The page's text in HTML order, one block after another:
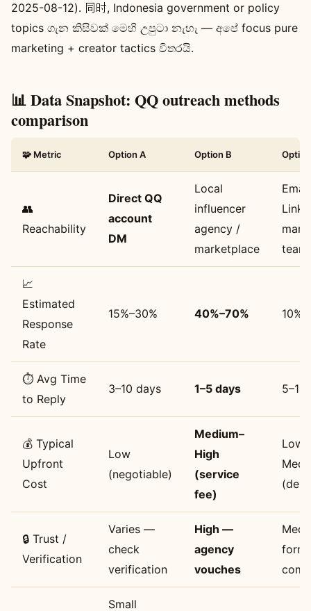
2025-08-12). 同时, Indonesia government or policy
topics ගැන කිසිවක් මෙහි උපුටා නැහැ — අපේ focus pure
marketing + creator tactics විතරයි.
📊 Data Snapshot: QQ outreach methods
comparison
🧩 Metric Option A Option B
👥
Reachability
Direct QQ
account
DM
Local
influencer
agency /
marketplace
team
📈
Estimated
Response
Rate
15%–30% 40%–70%
⏱️ Avg Time
to Reply
3–10 days 1–5 days 5–14
💰 Typical
Upfront
Cost
Low
(negotiable)
Medium–
High
(service
fee)
Low–
🔒 Trust /
Verification
Varies —
check
verification
High —
agency
vouches
Small